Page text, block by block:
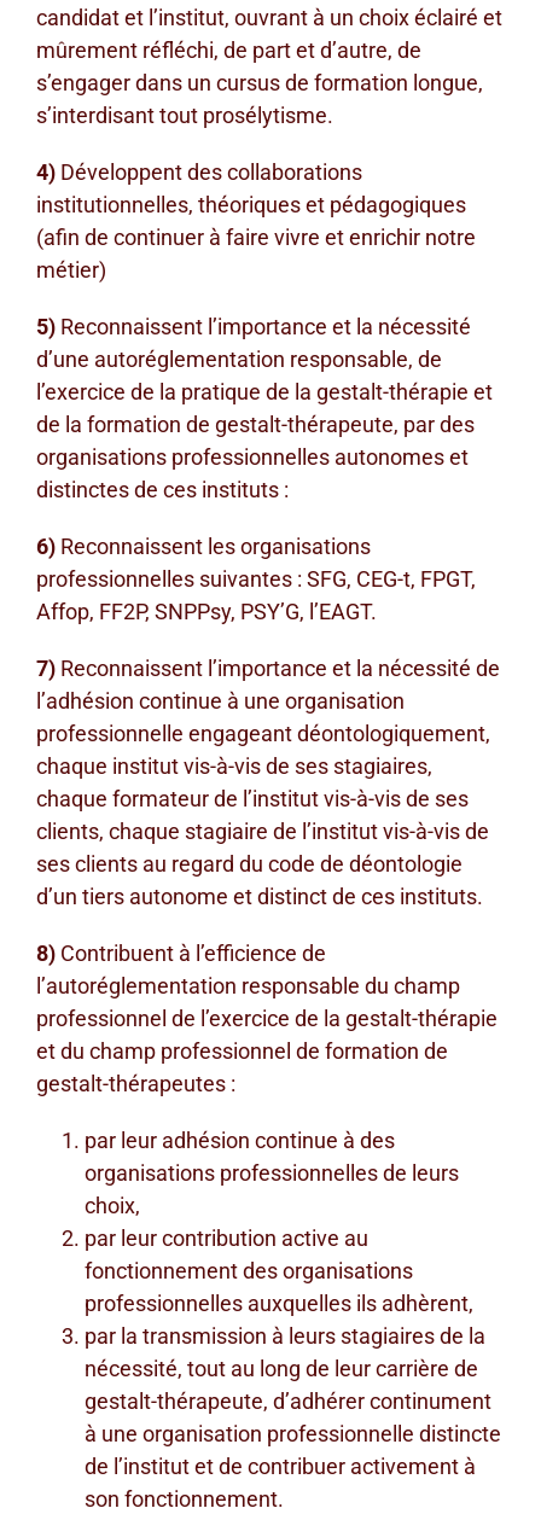
candidat et l’institut, ouvrant à un choix éclairé et
mûrement réfléchi, de part et d’autre, de
s’engager dans un cursus de formation longue,
s’interdisant tout prosélytisme.
4) Développent des collaborations
institutionnelles, théoriques et pédagogiques
(afin de continuer à faire vivre et enrichir notre
métier)
5) Reconnaissent l’importance et la nécessité
d’une autoréglementation responsable, de
l’exercice de la pratique de la gestalt-thérapie et
de la formation de gestalt-thérapeute, par des
organisations professionnelles autonomes et
distinctes de ces instituts :
6) Reconnaissent les organisations
professionnelles suivantes : SFG, CEG-t, FPGT,
Affop, FF2P, SNPPsy, PSY’G, l’EAGT.
7) Reconnaissent l’importance et la nécessité de
l’adhésion continue à une organisation
professionnelle engageant déontologiquement,
chaque institut vis-à-vis de ses stagiaires,
chaque formateur de l’institut vis-à-vis de ses
clients, chaque stagiaire de l’institut vis-à-vis de
ses clients au regard du code de déontologie
d’un tiers autonome et distinct de ces instituts.
8) Contribuent à l’efficience de
l’autoréglementation responsable du champ
professionnel de l’exercice de la gestalt-thérapie
et du champ professionnel de formation de
gestalt-thérapeutes :
par leur adhésion continue à des
organisations professionnelles de leurs
choix,
par leur contribution active au
fonctionnement des organisations
professionnelles auxquelles ils adhèrent,
par la transmission à leurs stagiaires de la
nécessité, tout au long de leur carrière de
gestalt-thérapeute, d’adhérer continument
à une organisation professionnelle distincte
de l’institut et de contribuer activement à
son fonctionnement.